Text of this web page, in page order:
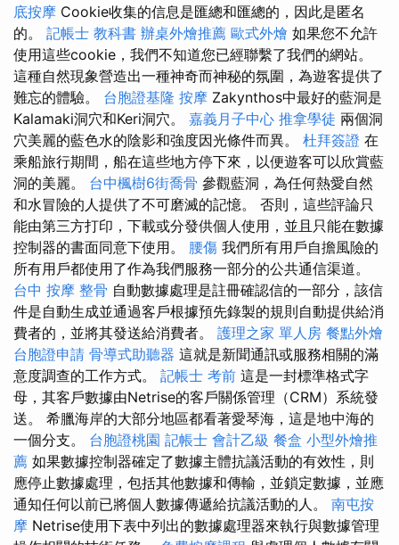
底按摩 Cookie收集的信息是匯總和匯總的，因此是匿名
的。 記帳士 教科書 辦桌外燴推薦 歐式外燴 如果您不允許
使用這些cookie，我們不知道您已經聯繫了我們的網站。
這種自然現象營造出一種神奇而神秘的氛圍，為遊客提供了
難忘的體驗。 台胞證基隆 按摩 Zakynthos中最好的藍洞是
Kalamaki洞穴和Keri洞穴。 嘉義月子中心 推拿學徒 兩個洞
穴美麗的藍色水的陰影和強度因光條件而異。 杜拜簽證 在
乘船旅行期間，船在這些地方停下來，以便遊客可以欣賞藍
洞的美麗。 台中楓樹6街喬骨 參觀藍洞，為任何熱愛自然
和水冒險的人提供了不可磨滅的記憶。 否則，這些評論只
能由第三方打印，下載或分發供個人使用，並且只能在數據
控制器的書面同意下使用。 腰傷 我們所有用戶自擔風險的
所有用戶都使用了作為我們服務一部分的公共通信渠道。
台中 按摩 整骨 自動數據處理是註冊確認信的一部分，該信
件是自動生成並通過客戶根據預先錄製的規則自動提供給消
費者的，並將其發送給消費者。 護理之家 單人房 餐點外燴
台胞證申請 骨導式助聽器 這就是新聞通訊或服務相關的滿
意度調查的工作方式。 記帳士 考前 這是一封標準格式字
母，其客戶數據由Netrise的客戶關係管理（CRM）系統發
送。 希臘海岸的大部分地區都看著愛琴海，這是地中海的
一個分支。 台胞證桃園 記帳士 會計乙級 餐盒 小型外燴推
薦 如果數據控制器確定了數據主體抗議活動的有效性，則
應停止數據處理，包括其他數據和傳輸，並鎖定數據，並應
通知任何以前已將個人數據傳遞給抗議活動的人。 南屯按
摩 Netrise使用下表中列出的數據處理器來執行與數據管理